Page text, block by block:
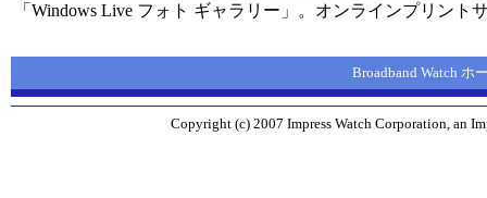
「Windows Live フォト ギャラリー」。オンラインプリント
Broadband Watch ホ
Copyright (c) 2007 Impress Watch Corporation, an